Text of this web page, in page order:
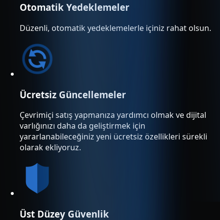
Otomatik Yedeklemeler
Düzenli, otomatik yedeklemelerle içiniz rahat olsun.
Ücretsiz Güncellemeler
Çevrimiçi satış yapmanıza yardımcı olmak ve dijital
varlığınızı daha da geliştirmek için
yararlanabileceğiniz yeni ücretsiz özellikleri sürekli
olarak ekliyoruz.
Üst Düzey Güvenlik